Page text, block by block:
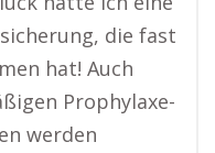
die fast
hat! Auch
Prophylaxe-
werden